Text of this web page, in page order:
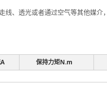
线、透光或者通过空气等其他媒
保持力矩N.m